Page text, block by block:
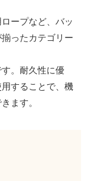
ープなど、バッ
ったカテゴリー
。耐久性に優
することで、機
ます。